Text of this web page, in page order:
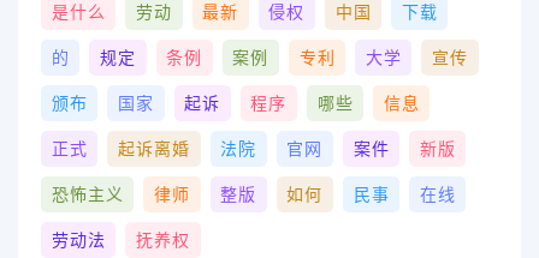
是什么 劳动 最新 侵权 中国 下载
的 规定 条例 案例 专利 大学 宣传
颁布 国家 起诉 程序 哪些 信息
正式 起诉离婚 法院 官网 案件 新版
恐怖主义 律师 整版 如何 民事 在线
劳动法 抚养权